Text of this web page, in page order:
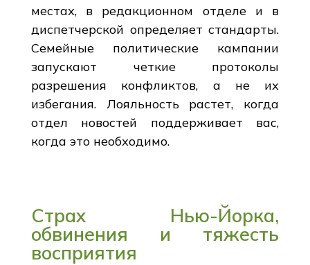
местах, в редакционном отделе и в
диспетчерской определяет стандарты.
Семейные политические кампании
запускают четкие протоколы
разрешения конфликтов, а не их
избегания. Лояльность растет, когда
отдел новостей поддерживает вас,
когда это необходимо.
Страх Нью-Йорка,
обвинения и тяжесть
восприятия